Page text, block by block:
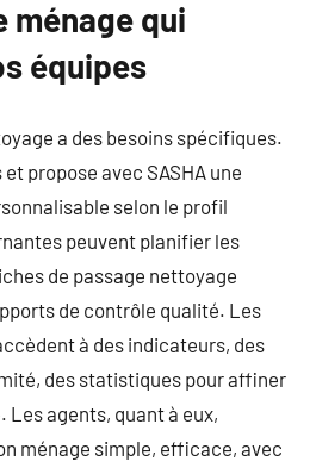
ménage qui
équipes
a des besoins spécifiques.
propose avec SASHA une
selon le profil
peuvent planifier les
de passage nettoyage
de contrôle qualité. Les
à des indicateurs, des
des statistiques pour affiner
Les agents, quant à eux,
ménage simple, efficace, avec